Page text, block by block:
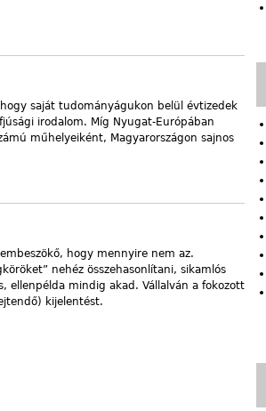
saját tudományágukon belül évtizedek
irodalom. Míg Nyugat-Európában
műhelyeiként, Magyarországon sajnos
hogy mennyire nem az.
nehéz összehasonlítani, sikamlós
ellenpélda mindig akad. Vállalván a fokozott
kijelentést.